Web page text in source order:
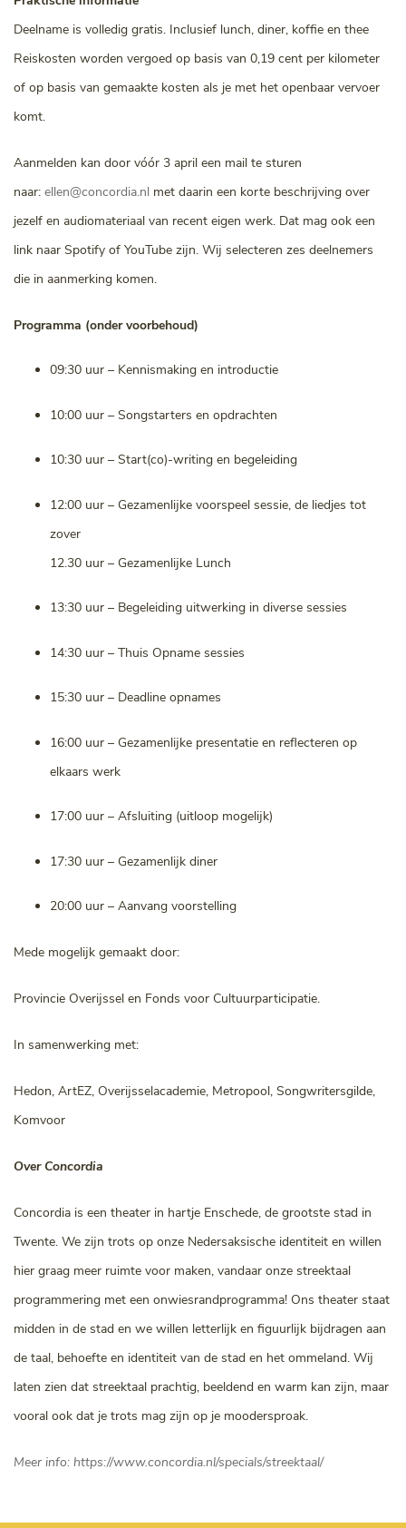
Deelname is volledig gratis. Inclusief lunch, diner, koffie en thee
Reiskosten worden vergoed op basis van 0,19 cent per kilometer
of op basis van gemaakte kosten als je met het openbaar vervoer
komt.
Aanmelden kan door vóór 3 april een mail te sturen
naar: ellen@concordia.nl met daarin een korte beschrijving over
jezelf en audiomateriaal van recent eigen werk. Dat mag ook een
link naar Spotify of YouTube zijn. Wij selecteren zes deelnemers
die in aanmerking komen.
Programma (onder voorbehoud)
09:30 uur – Kennismaking en introductie
10:00 uur – Songstarters en opdrachten
10:30 uur – Start(co)-writing en begeleiding
12:00 uur – Gezamenlijke voorspeel sessie, de liedjes tot
zover
12.30 uur – Gezamenlijke Lunch
13:30 uur – Begeleiding uitwerking in diverse sessies
14:30 uur – Thuis Opname sessies
15:30 uur – Deadline opnames
16:00 uur – Gezamenlijke presentatie en reflecteren op
elkaars werk
17:00 uur – Afsluiting (uitloop mogelijk)
17:30 uur – Gezamenlijk diner
20:00 uur – Aanvang voorstelling
Mede mogelijk gemaakt door:
Provincie Overijssel en Fonds voor Cultuurparticipatie.
In samenwerking met:
Hedon, ArtEZ, Overijsselacademie, Metropool, Songwritersgilde,
Komvoor
Over Concordia
Concordia is een theater in hartje Enschede, de grootste stad in
Twente. We zijn trots op onze Nedersaksische identiteit en willen
hier graag meer ruimte voor maken, vandaar onze streektaal
programmering met een onwiesrandprogramma! Ons theater staat
midden in de stad en we willen letterlijk en figuurlijk bijdragen aan
de taal, behoefte en identiteit van de stad en het ommeland. Wij
laten zien dat streektaal prachtig, beeldend en warm kan zijn, maar
vooral ook dat je trots mag zijn op je moodersproak.
Meer info: https://www.concordia.nl/specials/streektaal/